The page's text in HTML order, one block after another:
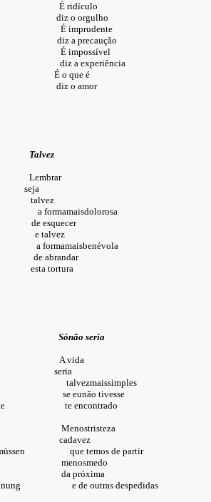
É ridículo
diz o orgulho
É imprudente
diz a precaução
É impossível
diz a experiência
É o que é
diz o amor
Talvez
formamaisdolorosa
esquecer
talvez
formamaisbenévola
abrandar
tortura
Sónão seria
A vida
talvezmaissimples
se eunão tivesse
hätte te encontrado
Menostristeza
cadavez
müssen que temos de partir
menosmedo
da próxima
e de outras despedidas